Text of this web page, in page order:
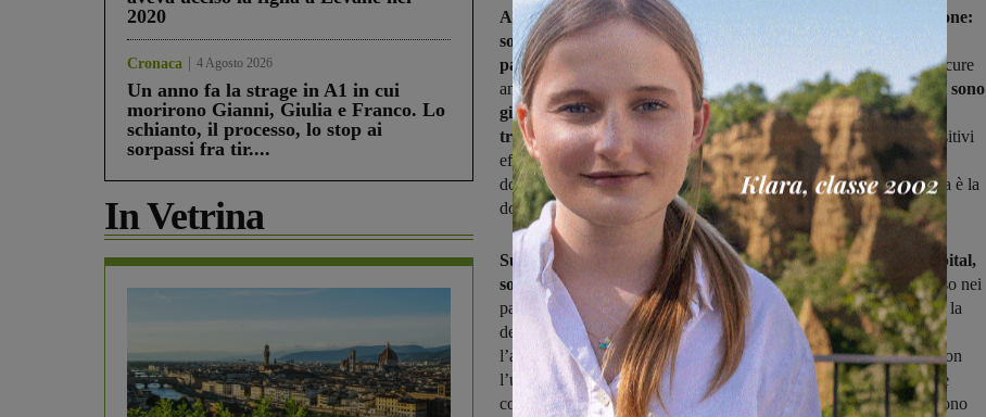
2020
Cronaca 4 Agosto 2026
Un anno fa la strage in A1 in cui
morirono Gianni, Giulia e Franco. Lo
schianto, il processo, lo stop ai
sorpassi fra tir....
In Vetrina
Auricoloterapia, il martelletto fior di prugna e la digitopressione:
sono queste le tecniche terapeutiche applicate ai
pazienti,soprattutto per ridurre gli eventuali sintomi indotti dalle cure
antitumorali, da infermieri appositamente formati.In soli tre mesi sono
già stati 19 i pazienti coinvolti nel trattamento di medicina
tradizionale cinese e un centinaio i trattamenti con risultati positivi
effettuati nel day hospital oncoematologico diretto dalla
dottoressa Sabrina Moretti e dove la referente di oncologia medica è la
dottoressa Clara Giordano.
Susanna Fambrini, coordinatrice infermieristica del day hospital,
sottolineache "disturbi come la nausea e il vomito, presenti spesso nei
pazienti sottoposti a trattamento chemioterapico, il dolore, l’ansia, la
depressione lieve e le turbe del sonno sono stati alleviati con
l’applicazione dell’auricoloterapia pressioni sull’orecchio anche con
l’uso di semi vegetali. Viene eseguita anche la digitopressione che
consiste in micro massaggi effettuati sui punti dei meridiani che sono